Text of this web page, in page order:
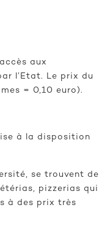
aux
l’Etat. Le prix du
= 0,10 euro).
à la disposition
se trouvent de
pizzerias qui
à des prix très